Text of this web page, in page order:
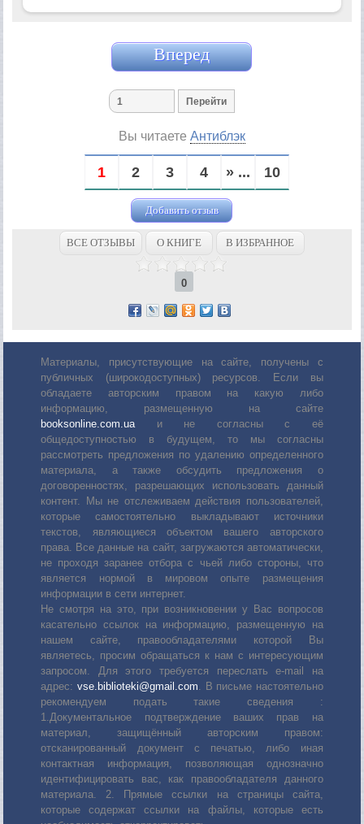
Вперед
Вы читаете Антиблэк
1 2 3 4 » ... 10
Добавить отзыв
ВСЕ ОТЗЫВЫ О КНИГЕ В ИЗБРАННОЕ
0
Материалы, присутствующие на сайте, получены с
публичных (широкодоступных) ресурсов. Если вы
обладаете авторским правом на какую либо
информацию, размещенную на сайте
booksonline.com.uaи не согласны с её
общедоступностью в будущем, то мы согласны
рассмотреть предложения по удалению определенного
материала, а также обсудить предложения о
договоренностях, разрешающих использовать данный
контент. Мы не отслеживаем действия пользователей,
которые самостоятельно выкладывают источники
текстов, являющиеся объектом вашего авторского
права. Все данные на сайт, загружаются автоматически,
не проходя заранее отбора с чьей либо стороны, что
является нормой в мировом опыте размещения
информации в сети интернет.
Не смотря на это, при возникновении у Вас вопросов
касательно ссылок на информацию, размещенную на
нашем сайте, правообладателями которой Вы
являетесь, просим обращаться к нам с интересующим
запросом. Для этого требуется переслать е-mail на
адрес: vse.biblioteki@gmail.com. В письме настоятельно
рекомендуем подать такие сведения :
1.Документальное подтверждение ваших прав на
материал, защищённый авторским правом:
отсканированный документ с печатью, либо иная
контактная информация, позволяющая однозначно
идентифицировать вас, как правообладателя данного
материала. 2. Прямые ссылки на страницы сайта,
которые содержат ссылки на файлы, которые есть